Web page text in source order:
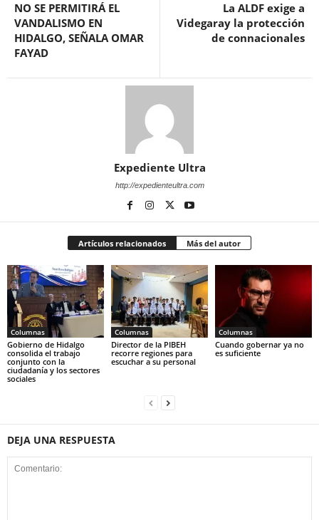
NO SE PERMITIRÁ EL
VANDALISMO EN
HIDALGO, SEÑALA OMAR
FAYAD
La ALDF exige a
Videgaray la protección
de connacionales
Expediente Ultra
http://expedienteultra.com
Artículos relacionados Más del autor
Columnas
Gobierno de Hidalgo
consolida el trabajo
conjunto con la
ciudadanía y los sectores
sociales
Columnas
Director de la PIBEH
recorre regiones para
escuchar a su personal
Columnas
Cuando gobernar ya no
es suficiente
DEJA UNA RESPUESTA